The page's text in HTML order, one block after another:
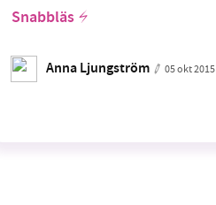
Snabbläs
Anna Ljungström 05 okt 2015